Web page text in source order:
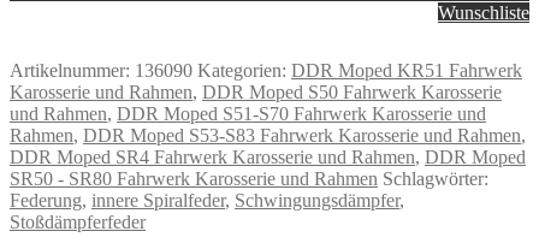
Wunschliste
Artikelnummer: 136090 Kategorien: DDR Moped KR51 Fahrwerk
Karosserie und Rahmen, DDR Moped S50 Fahrwerk Karosserie
und Rahmen, DDR Moped S51-S70 Fahrwerk Karosserie und
Rahmen, DDR Moped S53-S83 Fahrwerk Karosserie und Rahmen,
DDR Moped SR4 Fahrwerk Karosserie und Rahmen, DDR Moped
SR50 - SR80 Fahrwerk Karosserie und Rahmen Schlagwörter:
Federung, innere Spiralfeder, Schwingungsdämpfer,
Stoßdämpferfeder